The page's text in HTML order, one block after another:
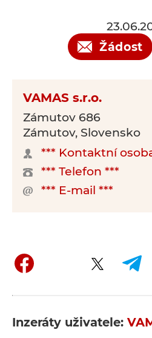
Žádost
VAMAS s.r.o.
Zámutov 686
Zámutov, Slovensko
*** Kontaktní
*** Telefon ***
*** E-mail ***
Inzeráty uživatele: